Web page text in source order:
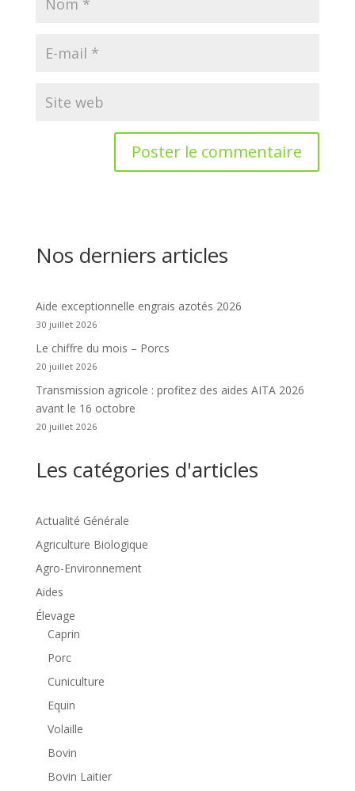
Nos derniers articles
Aide exceptionnelle engrais azotés 2026
30 juillet 2026
Le chiffre du mois – Porcs
20 juillet 2026
Transmission agricole : profitez des aides AITA 2026
avant le 16 octobre
20 juillet 2026
Les catégories d'articles
Actualité Générale
Agriculture Biologique
Agro-Environnement
Aides
Élevage
Caprin
Porc
Cuniculture
Equin
Volaille
Bovin
Bovin Laitier